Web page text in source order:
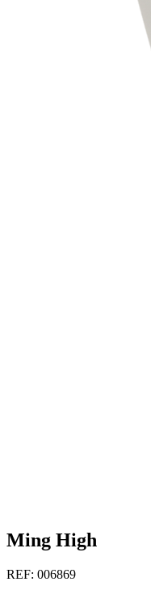
Ming High
REF: 006869